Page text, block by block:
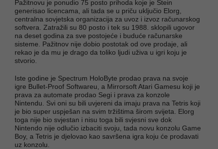
Pažitnovu je ponudio 75 posto prihoda koje je Stein
generisao licencama, ali tada se u priču uključio Elorg,
centralna sovjetska organizacija za uvoz i izvoz računarskog
softvera. Zatražili su 80 posto i tek su 1988. sklopili ugovor
na deset godina za sve postojeće i buduće računarske
sisteme. Pažitnov nije dobio postotak od ove prodaje, ali
rekao je da mu je drago da toliko ljudi uživa u igri koju je
stvorio.
Iste godine je Spectrum HoloByte prodao prava na svoje
igre Bullet-Proof Softwareu, a Mirrorsoft Atari Gamesu koji je
prava za automate prodao Segi i prava za konzole
Nintendu. Svi oni su bili uvjereni da imaju prava na Tetris koji
je bio super uspješan na svim tržištima širom svijeta. Elorg
toga nije bio svjestan i nisu toga bili svjesni sve dok
Nintendo nije odlučio izbaciti svoju, tada novu konzolu Game
Boy, a Tetris je djelovao kao savršena igra koju će prodavati
uz konzolu.